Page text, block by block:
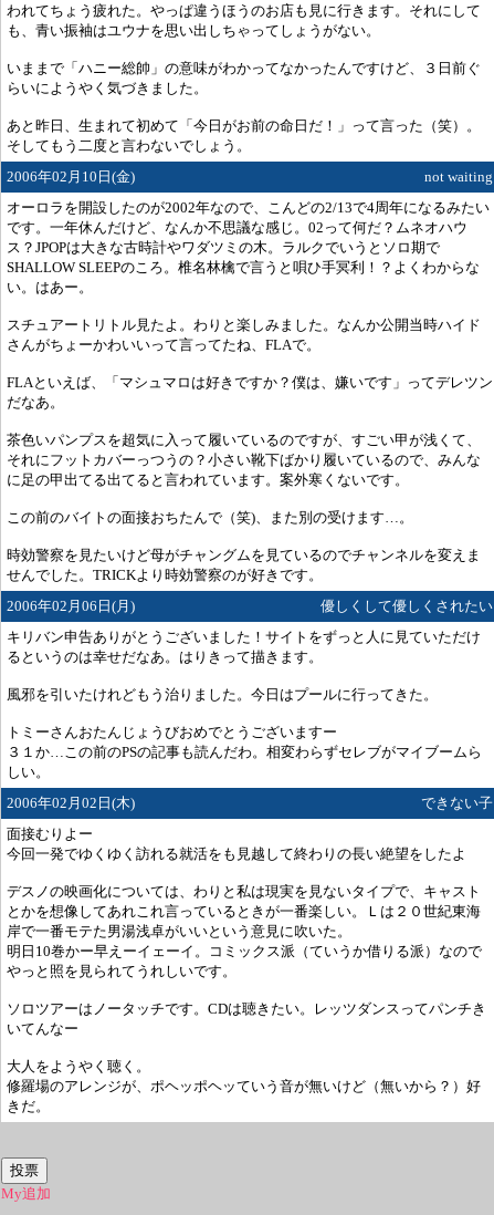
われてちょう疲れた。やっぱ違うほうのお店も見に行きます。それにして
も、青い振袖はユウナを思い出しちゃってしょうがない。
いままで「ハニー総帥」の意味がわかってなかったんですけど、３日前ぐ
らいにようやく気づきました。
あと昨日、生まれて初めて「今日がお前の命日だ！」って言った（笑）。
そしてもう二度と言わないでしょう。
2006年02月10日(金)
not waiting
オーロラを開設したのが2002年なので、こんどの2/13で4周年になるみたい
です。一年休んだけど、なんか不思議な感じ。02って何だ？ムネオハウ
ス？JPOPは大きな古時計やワダツミの木。ラルクでいうとソロ期で
SHALLOW SLEEPのころ。椎名林檎で言うと唄ひ手冥利！？よくわからな
い。はあー。
スチュアートリトル見たよ。わりと楽しみました。なんか公開当時ハイド
さんがちょーかわいいって言ってたね、FLAで。
FLAといえば、「マシュマロは好きですか？僕は、嫌いです」ってデレツン
だなあ。
茶色いパンプスを超気に入って履いているのですが、すごい甲が浅くて、
それにフットカバーっつうの？小さい靴下ばかり履いているので、みんな
に足の甲出てる出てると言われています。案外寒くないです。
この前のバイトの面接おちたんで（笑)、また別の受けます…。
時効警察を見たいけど母がチャングムを見ているのでチャンネルを変えま
せんでした。TRICKより時効警察のが好きです。
2006年02月06日(月)
優しくして優しくされたい
キリバン申告ありがとうございました！サイトをずっと人に見ていただけ
るというのは幸せだなあ。はりきって描きます。
風邪を引いたけれどもう治りました。今日はプールに行ってきた。
トミーさんおたんじょうびおめでとうございますー
３１か…この前のPSの記事も読んだわ。相変わらずセレブがマイブームら
しい。
2006年02月02日(木)
できない子
面接むりよー
今回一発でゆくゆく訪れる就活をも見越して終わりの長い絶望をしたよ
デスノの映画化については、わりと私は現実を見ないタイプで、キャスト
とかを想像してあれこれ言っているときが一番楽しい。Ｌは２０世紀東海
岸で一番モテた男湯浅卓がいいという意見に吹いた。
明日10巻かー早えーイェーイ。コミックス派（ていうか借りる派）なので
やっと照を見られてうれしいです。
ソロツアーはノータッチです。CDは聴きたい。レッツダンスってパンチき
いてんなー
大人をようやく聴く。
修羅場のアレンジが、ポヘッポヘッていう音が無いけど（無いから？）好
きだ。
My追加